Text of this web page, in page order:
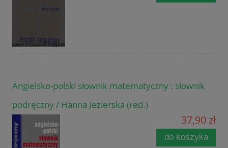
Angielsko-polski słownik matematyczny : słownik
podręczny / Hanna Jezierska (red.)
37,90 zł
do koszyka